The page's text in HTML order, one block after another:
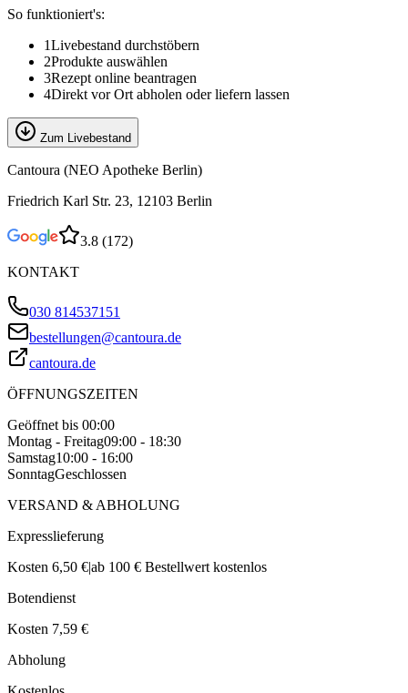
So funktioniert's:
1Livebestand durchstöbern
2Produkte auswählen
3Rezept online beantragen
4Direkt vor Ort abholen oder liefern lassen
Zum Livebestand
Cantoura (NEO Apotheke Berlin)
Friedrich Karl Str. 23, 12103 Berlin
3.8 (172)
KONTAKT
030 814537151
bestellungen@cantoura.de
cantoura.de
ÖFFNUNGSZEITEN
Geöffnet bis 00:00
Montag - Freitag09:00 - 18:30
Samstag10:00 - 16:00
SonntagGeschlossen
VERSAND & ABHOLUNG
Expresslieferung
Kosten 6,50 €|ab 100 € Bestellwert kostenlos
Botendienst
Kosten 7,59 €
Abholung